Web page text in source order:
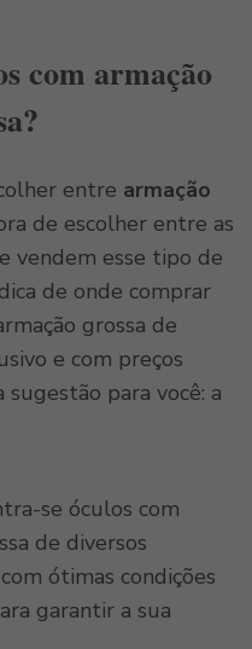
com armação
entre armação
de escolher entre as
vendem esse tipo de
de onde comprar
grossa de
e com preços
para você: a
se óculos com
de diversos
ótimas condições
garantir a sua